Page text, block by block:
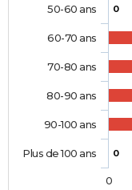
0
0
50-60 ans
60-70 ans
70-80 ans
80-90 ans
90-100 ans
Plus de 100 ans
0